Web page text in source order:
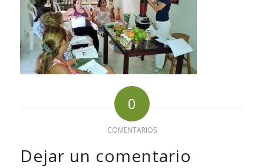
0
COMENTARIOS
Dejar un comentario